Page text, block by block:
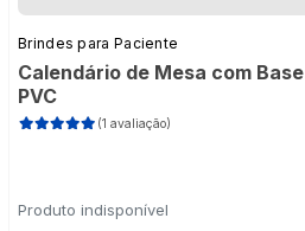
Brindes para Paciente
Calendário de Mesa com Base
PVC
(1 avaliação)
Produto indisponível